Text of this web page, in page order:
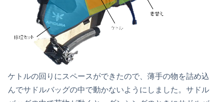
ケトルの回りにスペースができたので、薄手の物を詰め込
んでサドルバッグの中で動かないようにしました。サドル